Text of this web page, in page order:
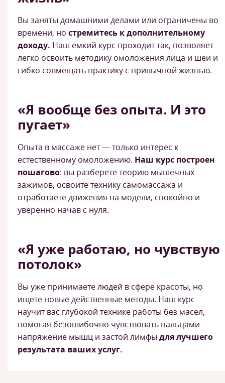
Вы заняты домашними делами или ограничены во
времени, но стремитесь к дополнительному
доходу. Наш емкий курс проходит так, позволяет
легко освоить методику омоложения лица и шеи и
гибко совмещать практику с привычной жизнью.
«Я вообще без опыта. И это
пугает»
Опыта в массаже нет — только интерес к
естественному омоложению. Наш курс построен
пошагово: вы разберете теорию мышечных
зажимов, освоите технику самомассажа и
отработаете движения на модели, спокойно и
уверенно начав с нуля.
«Я уже работаю, но чувствую
потолок»
Вы уже принимаете людей в сфере красоты, но
ищете новые действенные методы. Наш курс
научит вас глубокой технике работы без масел,
помогая безошибочно чувствовать пальцами
напряжение мышц и застой лимфы для лучшего
результата ваших услуг.